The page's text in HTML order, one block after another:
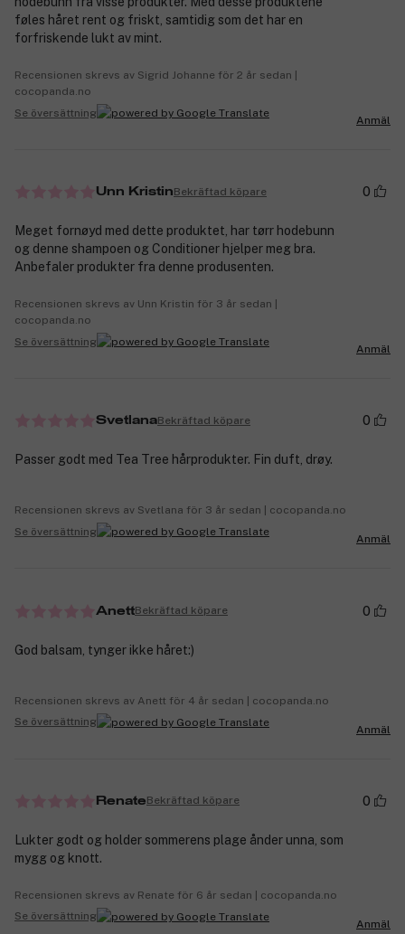
føles håret rent og friskt, samtidig som det har en
forfriskende lukt av mint.
Recensionen skrevs av Sigrid Johanne för 2 år sedan |
cocopanda.no
Se översättning
Anmäl
Unn KristinBekräftad köpare 0
Meget fornøyd med dette produktet, har tørr hodebunn
og denne shampoen og Conditioner hjelper meg bra.
Anbefaler produkter fra denne produsenten.
Recensionen skrevs av Unn Kristin för 3 år sedan |
cocopanda.no
Se översättning
Anmäl
SvetlanaBekräftad köpare 0
Passer godt med Tea Tree hårprodukter. Fin duft, drøy.
Recensionen skrevs av Svetlana för 3 år sedan | cocopanda.no
Se översättning
Anmäl
AnettBekräftad köpare 0
God balsam, tynger ikke håret:)
Recensionen skrevs av Anett för 4 år sedan | cocopanda.no
Se översättning
Anmäl
RenateBekräftad köpare 0
Lukter godt og holder sommerens plage ånder unna, som
mygg og knott.
Recensionen skrevs av Renate för 6 år sedan | cocopanda.no
Se översättning
Anmäl